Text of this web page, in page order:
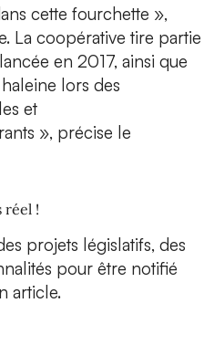
cette fourchette »,
La coopérative tire partie
en 2017, ainsi que
lors des
et
», précise le
réel !
projets législatifs, des
pour être notifié
article.